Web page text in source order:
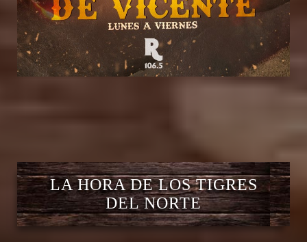
LA HORA DE LOS TIGRES
DEL NORTE